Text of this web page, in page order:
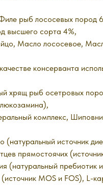
рыб лососевых пород
высшего сорта 4%,
Масло лососевое,
консерванта
хрящ рыб осетровых
комплекс,
источник
прямостоячих
(натуральный пребиотик
MOS и FOS), L-